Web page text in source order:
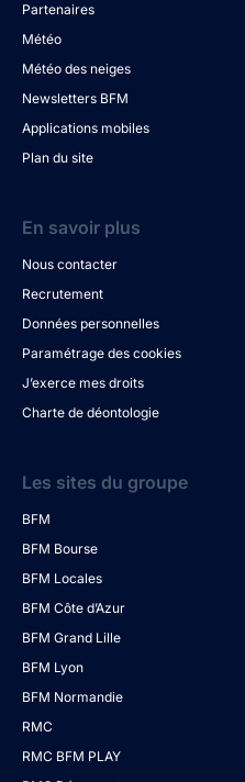
Partenaires
Météo
Météo des neiges
Newsletters BFM
Applications mobiles
Plan du site
En savoir plus
Nous contacter
Recrutement
Données personnelles
Paramétrage des cookies
J’exerce mes droits
Charte de déontologie
Les sites du groupe
BFM
BFM Bourse
BFM Locales
BFM Côte d’Azur
BFM Grand Lille
BFM Lyon
BFM Normandie
RMC
RMC BFM PLAY